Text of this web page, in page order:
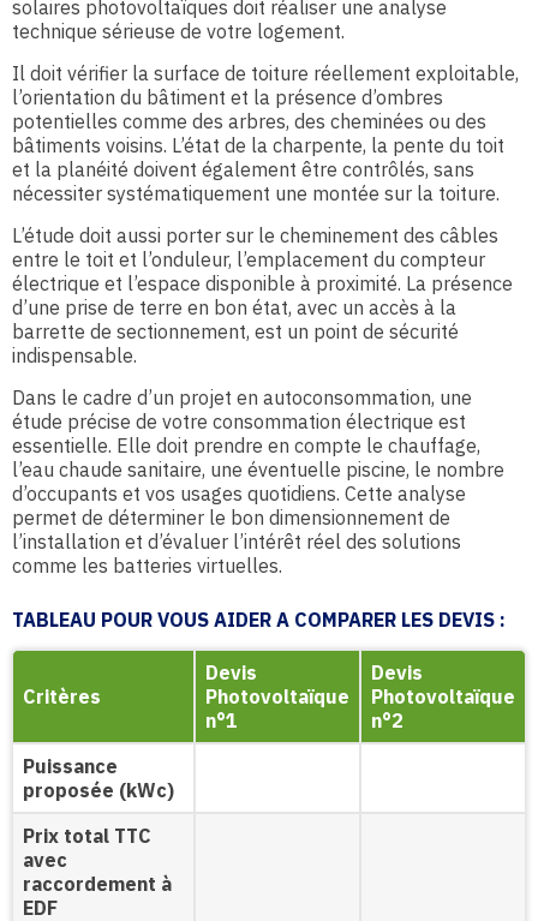
solaires photovoltaïques doit réaliser une analyse
technique sérieuse de votre logement.
Il doit vérifier la surface de toiture réellement exploitable,
l’orientation du bâtiment et la présence d’ombres
potentielles comme des arbres, des cheminées ou des
bâtiments voisins. L’état de la charpente, la pente du toit
et la planéité doivent également être contrôlés, sans
nécessiter systématiquement une montée sur la toiture.
L’étude doit aussi porter sur le cheminement des câbles
entre le toit et l’onduleur, l’emplacement du compteur
électrique et l’espace disponible à proximité. La présence
d’une prise de terre en bon état, avec un accès à la
barrette de sectionnement, est un point de sécurité
indispensable.
Dans le cadre d’un projet en autoconsommation, une
étude précise de votre consommation électrique est
essentielle. Elle doit prendre en compte le chauffage,
l’eau chaude sanitaire, une éventuelle piscine, le nombre
d’occupants et vos usages quotidiens. Cette analyse
permet de déterminer le bon dimensionnement de
l’installation et d’évaluer l’intérêt réel des solutions
comme les batteries virtuelles.
TABLEAU POUR VOUS AIDER A COMPARER LES DEVIS :
Critères
Devis
Photovoltaïque
n°1
Devis
Photovoltaïque
n°2
Puissance
proposée (kWc)
Prix total TTC
avec
raccordement à
EDF